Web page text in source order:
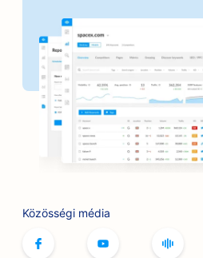
SEO pékségek számára
SEO a borbélyüzletek
SEO bankok számára
SEO a könyvesboltok
SEO a BBQ Joints számára
SEO a botox és töltőanyag
SEO butikok számára
Közösségi média